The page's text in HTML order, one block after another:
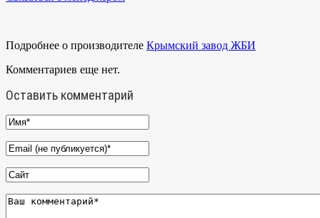
Подробнее о производителе Крымский завод ЖБИ
Комментариев еще нет.
Оставить комментарий